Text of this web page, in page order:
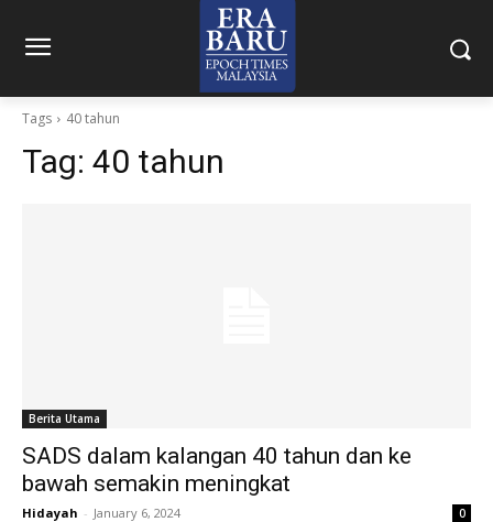
Tags 40 tahun
Tag: 40 tahun
Berita Utama
SADS dalam kalangan 40 tahun dan ke
bawah semakin meningkat
Hidayah - January 6, 2024 0